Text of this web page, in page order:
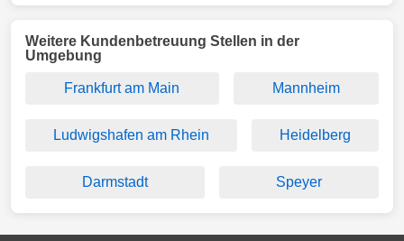
Weitere Kundenbetreuung Stellen in der
Umgebung
Frankfurt am Main Mannheim
Ludwigshafen am Rhein Heidelberg
Darmstadt Speyer